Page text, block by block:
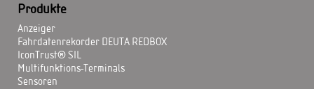
Produkte
Anzeiger
Fahrdatenrekorder DEUTA REDBOX
IconTrust® SIL
Multifunktions-Terminals
Sensoren